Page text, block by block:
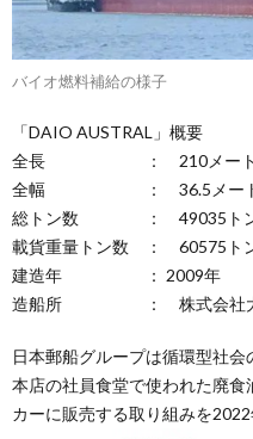
バイオ燃料補給の様子
「DAIO AUSTRAL」概要
全長 ： 210メート
全幅 ： 36.5メー
総トン数 ： 49035ト
載貨重量トン数 ： 60575ト
建造年 ： 2009年
造船所 ： 株式会社大島
日本郵船グループは循環型社
本店の社員食堂で使われた廃
カーに販売する取り組みを2022